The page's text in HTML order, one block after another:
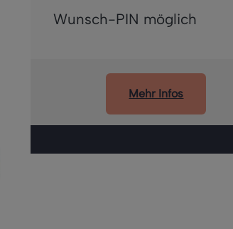
Wunsch-PIN möglich
Mehr Infos